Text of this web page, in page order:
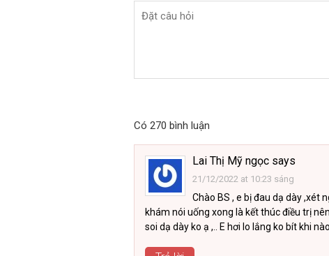
Có 270 bình luận
Lai Thị Mỹ ngọc says
21/12/2022 at 10:23 sáng
Chào BS , e bị đau dạ dày ,xét
khám nói uống xong là kết thúc điều trị
soi dạ dày ko ạ ,.. E hơi lo lắng ko bít khi